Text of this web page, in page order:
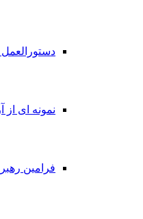
دستورالعمل
نمونه ای
فرامین